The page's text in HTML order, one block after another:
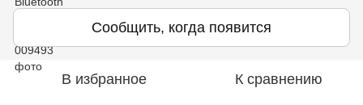
Сообщить, когда появится
В избранное К сравнению